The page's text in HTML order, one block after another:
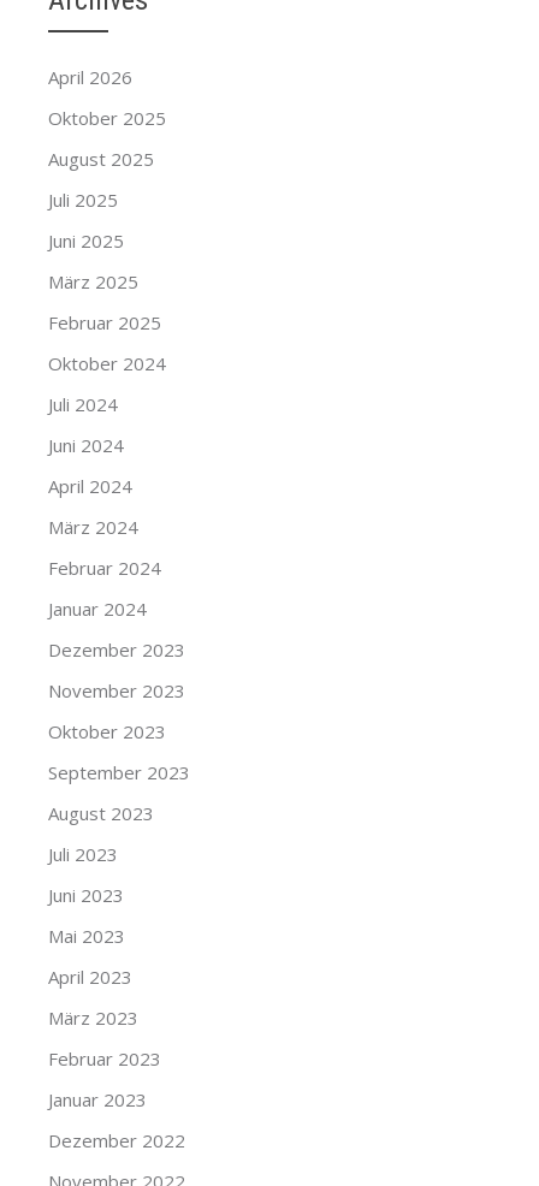
April 2026
Oktober 2025
August 2025
Juli 2025
Juni 2025
März 2025
Februar 2025
Oktober 2024
Juli 2024
Juni 2024
April 2024
März 2024
Februar 2024
Januar 2024
Dezember 2023
November 2023
Oktober 2023
September 2023
August 2023
Juli 2023
Juni 2023
Mai 2023
April 2023
März 2023
Februar 2023
Januar 2023
Dezember 2022
November 2022